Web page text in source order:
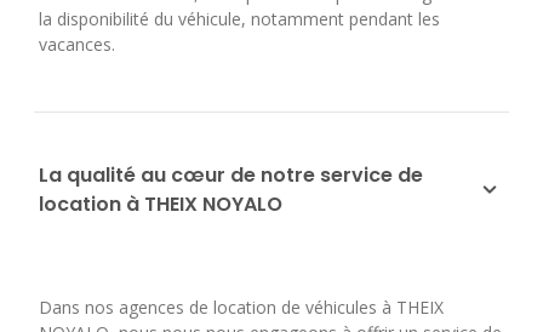
la disponibilité du véhicule, notamment pendant les
vacances.
La qualité au cœur de notre service de
location à THEIX NOYALO
Dans nos agences de location de véhicules à THEIX